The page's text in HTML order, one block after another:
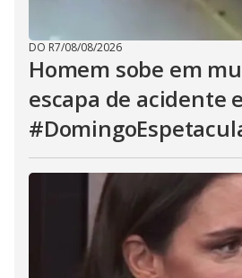
DO R7/08/08/2026
Homem sobe em
escapa de acidente